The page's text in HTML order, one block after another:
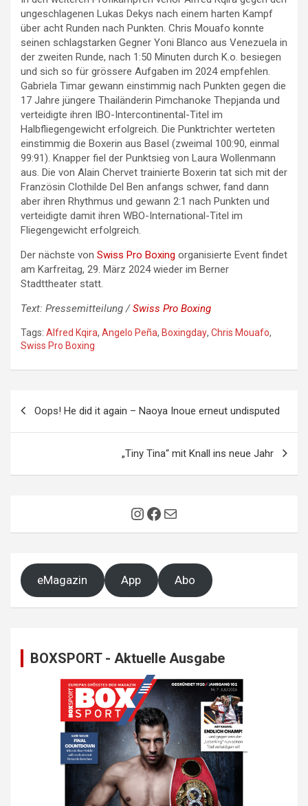
ungeschlagenen Lukas Dekys nach einem harten Kampf
über acht Runden nach Punkten. Chris Mouafo konnte
seinen schlagstarken Gegner Yoni Blanco aus Venezuela in
der zweiten Runde, nach 1:50 Minuten durch K.o. besiegen
und sich so für grössere Aufgaben im 2024 empfehlen.
Gabriela Timar gewann einstimmig nach Punkten gegen die
17 Jahre jüngere Thailänderin Pimchanoke Thepjanda und
verteidigte ihren IBO-Intercontinental-Titel im
Halbfliegengewicht erfolgreich. Die Punktrichter werteten
einstimmig die Boxerin aus Basel (zweimal 100:90, einmal
99:91). Knapper fiel der Punktsieg von Laura Wollenmann
aus. Die von Alain Chervet trainierte Boxerin tat sich mit der
Französin Clothilde Del Ben anfangs schwer, fand dann
aber ihren Rhythmus und gewann 2:1 nach Punkten und
verteidigte damit ihren WBO-International-Titel im
Fliegengewicht erfolgreich.
Der nächste von Swiss Pro Boxing organisierte Event findet
am Karfreitag, 29. März 2024 wieder im Berner
Stadttheater statt.
Text: Pressemitteilung /Swiss Pro Boxing
Tags: Alfred Kqira, Angelo Peña, Boxingday, Chris Mouafo,
Swiss Pro Boxing
Oops! He did it again – Naoya Inoue erneut undisputed
„Tiny Tina“ mit Knall ins neue Jahr
Instagram
Facebook
E-Mail
eMagazin App Abo
BOXSPORT - Aktuelle Ausgabe